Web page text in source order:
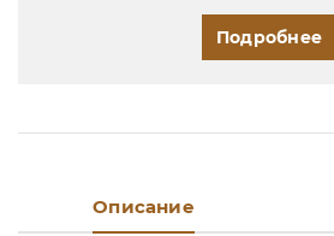
Подробнее
Описание